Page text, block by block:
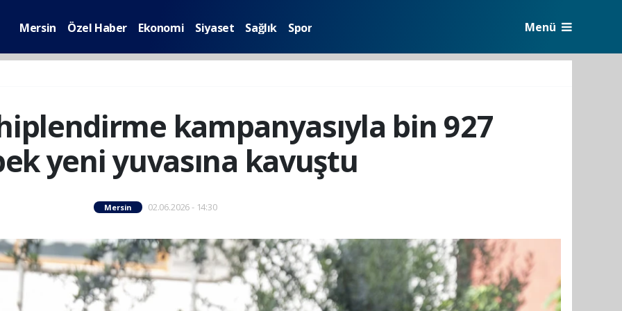
Mersin Özel Haber Ekonomi Siyaset Sağlık Spor Menü
kampanyasıyla bin 927
yeni yuvasına kavuştu
Mersin 02.06.2026 - 14:30